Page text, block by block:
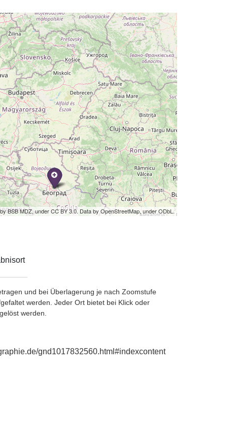
BSB MDZ, under CC BY 3.0. Data by OpenStreetMap, under ODbL.
und bei Überlagerung je nach Zoomstufe
werden. Jeder Ort bietet bei Klick oder
werden.
gnd1017832560.html#indexcontent